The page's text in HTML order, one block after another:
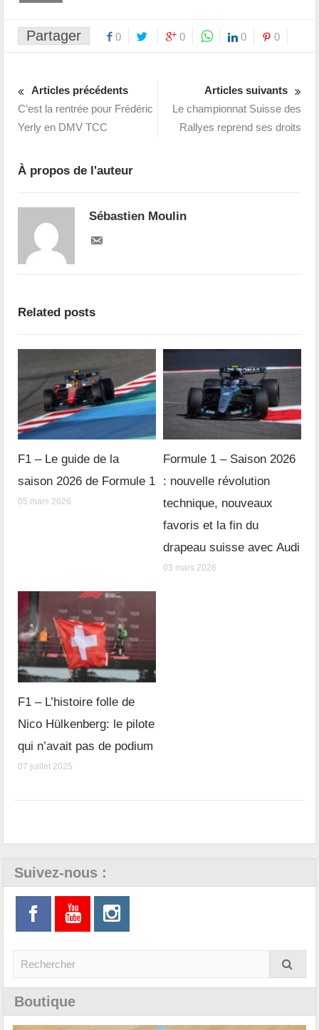
Partager 0 0 0 0
Articles précédents
C’est la rentrée pour Frédéric
Yerly en DMV TCC
Articles suivants
Le championnat Suisse des
Rallyes reprend ses droits
À propos de l'auteur
Sébastien Moulin
Related posts
F1 – Le guide de la
saison 2026 de Formule 1
05 mars 2026
Formule 1 – Saison 2026
: nouvelle révolution
technique, nouveaux
favoris et la fin du
drapeau suisse avec Audi
03 mars 2026
F1 – L’histoire folle de
Nico Hülkenberg: le pilote
qui n’avait pas de podium
07 juillet 2025
Suivez-nous :
Boutique